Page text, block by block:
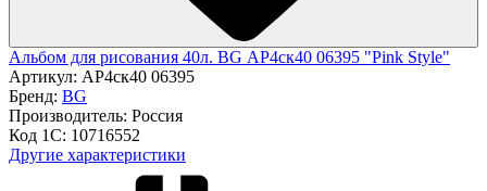
Альбом для рисования 40л. BG АР4ск40 06395 "Pink Style"
Артикул: АР4ск40 06395
Бренд: BG
Производитель: Россия
Код 1С: 10716552
Другие характеристики